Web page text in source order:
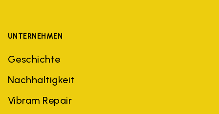
UNTERNEHMEN
Geschichte
Nachhaltigkeit
Vibram Repair